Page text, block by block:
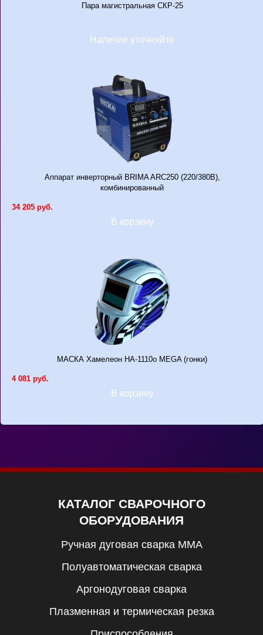
Пара магистральная СКР-25
Наличие уточняйте
Аппарат инверторный BRIMA ARC250 (220/380В),
комбинированный
34 205 руб.
В корзину
МАСКА Хамелеон НА-1110о MEGA (гонки)
4 081 руб.
В корзину
КАТАЛОГ СВАРОЧНОГО
ОБОРУДОВАНИЯ
Ручная дуговая сварка MMA
Полуавтоматическая сварка
Аргонодуговая сварка
Плазменная и термическая резка